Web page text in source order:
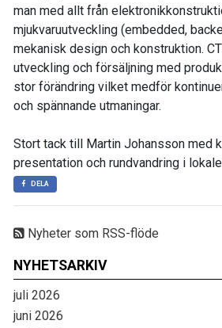
Nyheter som RSS-flöde
NYHETSARKIV
juli 2026
juni 2026
man med allt från
mjukvaruutveckling (embedded,
mekanisk design och konstruktion.
utveckling och försäljning med
stor förändring vilket medför
och spännande utmaningar.
Stort tack till Martin Johansson med
presentation och rundvandring i
DELA